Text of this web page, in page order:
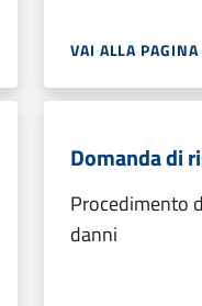
VAI ALLA PAGINA
Domanda di
Procedimento
danni